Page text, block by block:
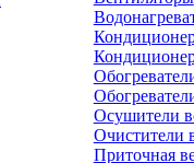
Осушители
Очистители
Приточная